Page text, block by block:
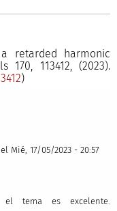
retarded harmonic
170, 113412, (2023).
)
el Mié, 17/05/2023 - 20:57
tema es excelente.